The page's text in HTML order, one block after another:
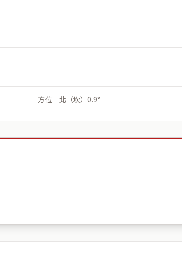
方位 北（坎）0.9°